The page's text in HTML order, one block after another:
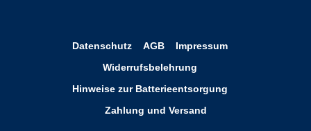
Datenschutz AGB
Impressum
Widerrufsbelehrung
Hinweise zur Batterieentsorgung
Zahlung und Versand